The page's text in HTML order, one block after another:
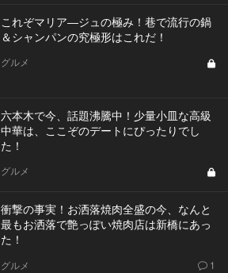
これぞマリア―ジュの極み！巷で流行の鍋
＆シャンパンの究極形はこれだ！
グルメ
六本木で今、話題沸騰中！少量小皿な高級
中華は、ここぞのデートにぴったりでし
た！
グルメ
衝撃の事実！お洒落焼肉全盛の今、なんと
最もお洒落で艶っぽい焼肉店は新橋にあっ
た！
グルメ 1